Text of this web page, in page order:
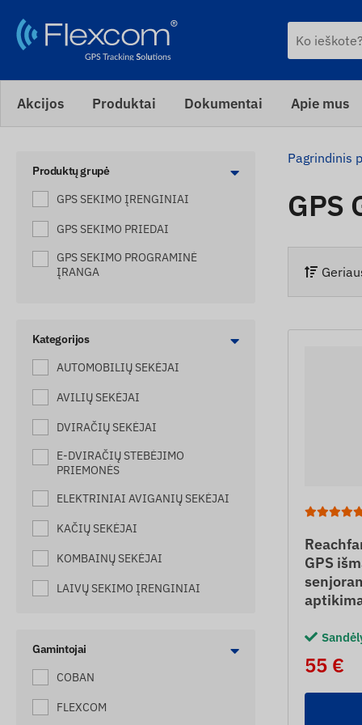
Akcijos Produktai Dokumentai Apie mus
Produktų grupė
GPS SEKIMO ĮRENGINIAI
GPS SEKIMO PRIEDAI
GPS SEKIMO PROGRAMINĖ
ĮRANGA
Kategorijos
AUTOMOBILIŲ SEKĖJAI
AVILIŲ SEKĖJAI
DVIRAČIŲ SEKĖJAI
E-DVIRAČIŲ STEBĖJIMO
PRIEMONĖS
ELEKTRINIAI AVIGANIŲ SEKĖJAI
KAČIŲ SEKĖJAI
KOMBAINŲ SEKĖJAI
LAIVŲ SEKIMO ĮRENGINIAI
MAŽI SUNKVEŽIMIŲ SEKĖJAI
MOTOCIKLŲ SEKĖJAI
MOTOROLERIŲ STEBĖJIMO
Gamintojai
COBAN
FLEXCOM
Pagrindinis
GPS
GPS
55 €